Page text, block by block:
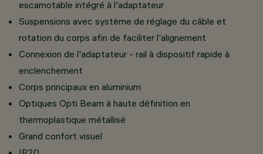
escamotable intégré à l'adaptateur
Suspensions avec système de réglage du câble et
rotation du corps afin de faciliter l'alignement
Connexion de l'adaptateur - rail à dispositif rapide à
enclenchement
Corps principaux en aluminium
Optiques Opti Beam à haute définition en
thermoplastique métallisé
Grand confort visuel